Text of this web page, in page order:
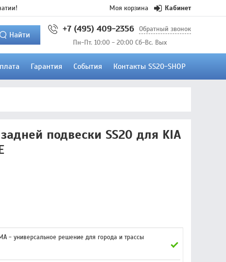
Моя корзина Кабинет
Найти
+7 (495) 409-2356 Обратный звонок
Пн-Пт. 10:00 - 20:00 Сб-Вс. Вых
Гарантия События Контакты SS20-SHOP
подвески SS20 для KIA
- универсальное решение для города и трассы